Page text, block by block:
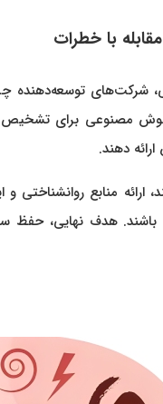
با خطرات
برای تشخیص
دهند.
منابع
باشند. هدف نهایی،